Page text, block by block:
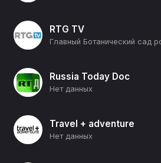
RTG TV
Russia Today Doc
Нет данных
Travel + adventure
Нет данных